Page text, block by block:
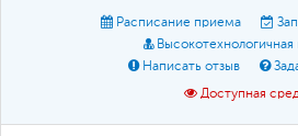
Расписание приема
Написать отзыв
Доступная